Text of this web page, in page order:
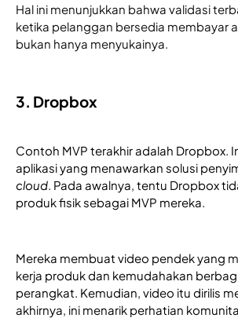
Hal ini menunjukkan bahwa validasi
ketika pelanggan bersedia membayar
bukan hanya menyukainya.
3. Dropbox
Contoh MVP terakhir adalah Dropbox.
cloud. Pada awalnya, tentu Dropbox
produk fisik sebagai MVP mereka.
Mereka membuat video pendek yang
kerja produk dan kemudahakan
perangkat. Kemudian, video itu dirilis
akhirnya, ini menarik perhatian